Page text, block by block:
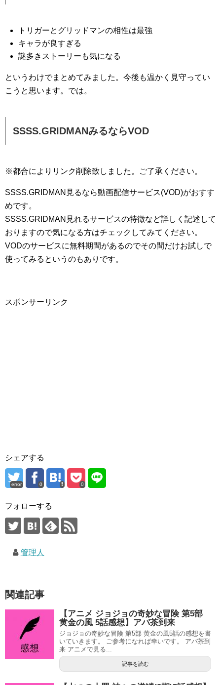
トリガーとグリッドマンの相性は最強
キャラが良すぎる
謎多きストーリーも気になる
というわけでまとめてみました。今後も温かく見守ってい
こうと思います。では。
SSSS.GRIDMANみるならVOD
※都合によりリンク削除致しました。ご了承ください。
SSSS.GRIDMAN見るなら動画配信サービス(VOD)がおすす
めです。
SSSS.GRIDMAN見れるサービスの特徴など詳しく記述して
おりますので気になる方はチェックしてみてください。
VODのサービスに無料期間があるのでその間だけお試しで
使ってみるというのもありです。
スポンサーリンク
シェアする
error 0 0
フォローする
管理人
関連記事
【アニメ ジョジョの奇妙な冒険 第5部
黄金の風 5話感想】アバ茶到来
ジョジョの奇妙な冒険 第5部 黄金の風5話の感想を書
いていきます。 ご参考になれば幸いです。 アバ茶到
来 アニメで見る...
記事を読む